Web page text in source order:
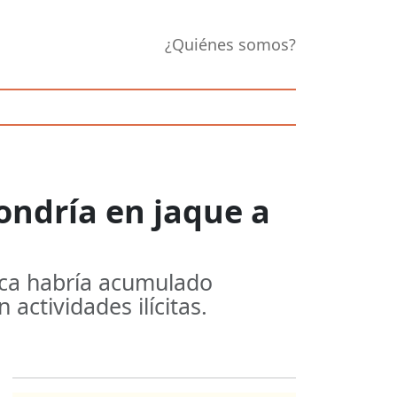
¿Quiénes somos?
en jaque a
habría acumulado
actividades ilícitas.